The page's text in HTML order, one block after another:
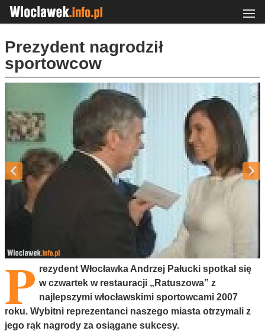
Prezydent nagrodził
sportowcow
P rezydent Włocławka Andrzej Pałucki spotkał się
w czwartek w restauracji „Ratuszowa” z
najlepszymi włocławskimi sportowcami 2007
roku. Wybitni reprezentanci naszego miasta otrzymali z
jego rąk nagrody za osiągane sukcesy.